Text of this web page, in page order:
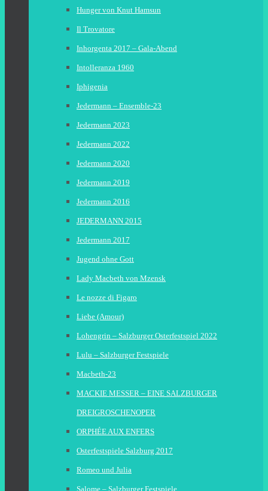
Hunger von Knut Hamsun
Il Trovatore
Inhorgenta 2017 – Gala-Abend
Intolleranza 1960
Iphigenia
Jedermann – Ensemble-23
Jedermann 2023
Jedermann 2022
Jedermann 2020
Jedermann 2019
Jedermann 2016
JEDERMANN 2015
Jedermann 2017
Jugend ohne Gott
Lady Macbeth von Mzensk
Le nozze di Figaro
Liebe (Amour)
Lohengrin – Salzburger Osterfestspiel 2022
Lulu – Salzburger Festspiele
Macbeth-23
MACKIE MESSER – EINE SALZBURGER
DREIGROSCHENOPER
ORPHÉE AUX ENFERS
Osterfestspiele Salzburg 2017
Romeo und Julia
Salome – Salzburger Festspiele